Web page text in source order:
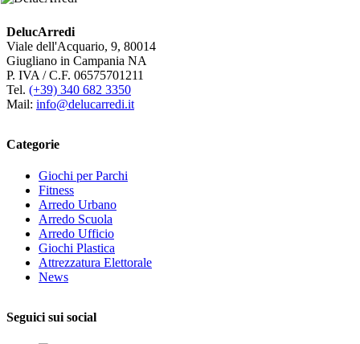
DelucArredi
Viale dell'Acquario, 9, 80014
Giugliano in Campania NA
P. IVA / C.F. 06575701211
Tel. (+39) 340 682 3350
Mail: info@delucarredi.it
Categorie
Giochi per Parchi
Fitness
Arredo Urbano
Arredo Scuola
Arredo Ufficio
Giochi Plastica
Attrezzatura Elettorale
News
Seguici sui social